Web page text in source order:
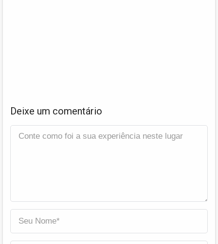
Deixe um comentário